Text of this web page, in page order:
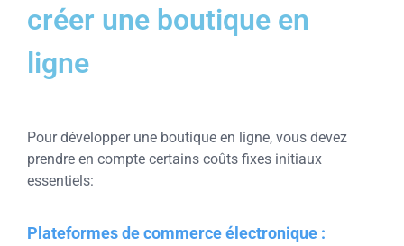
créer une boutique en
ligne
Pour développer une boutique en ligne, vous devez
prendre en compte certains coûts fixes initiaux
essentiels:
Plateformes de commerce électronique :